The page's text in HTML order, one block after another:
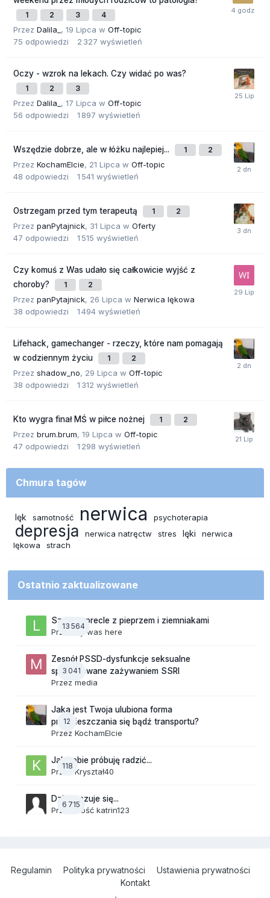
1 2 3 4
Przez Dalila_ , 19 Lipca w Off-topic
75 odpowiedzi 2 327 wyświetleń
Oczy - wzrok na lekach. Czy widać po was?
1 2 3
Przez Dalila_ , 17 Lipca w Off-topic
56 odpowiedzi 1 897 wyświetleń
Wszędzie dobrze, ale w łóżku najlepiej... 1 2
Przez KochamElcie, 21 Lipca w Off-topic
48 odpowiedzi 1 541 wyświetleń
Ostrzegam przed tym terapeutą 1 2
Przez panPytajnick, 31 Lipca w Oferty
47 odpowiedzi 1 515 wyświetleń
Czy komuś z Was udało się całkowicie wyjść z
choroby?
1 2
Przez panPytajnick, 26 Lipca w Nerwica lękowa
38 odpowiedzi 1 494 wyświetleń
Lifehack, gamechanger - rzeczy, które nam pomagają
w codziennym życiu
1 2
Przez shadow_no, 29 Lipca w Off-topic
38 odpowiedzi 1 312 wyświetleń
Kto wygra finał MŚ w piłce nożnej 1 2
Przez brum.brum, 19 Lipca w Off-topic
47 odpowiedzi 1 298 wyświetleń
Chmura tagów
lęk samotność nerwica psychoterapia
depresja nerwica natręctw stres lęki
nerwica
lękowa
strach
Ostatnio zaktualizowane
13 564
Szalone precle z pieprzem i ziemniakami
Przez lily was here
3 041
Zespół PSSD-dysfunkcje seksualne
spowodowane zażywaniem SSRI
Przez media
12
Jaka jest Twoja ulubiona forma
przemieszczania się bądź transportu?
Przez KochamElcie
118
Jak sobie próbuję radzić...
Przez Kryształ40
6 715
Dzisiaj czuje się...
Przez Gość katrin123
Regulamin Polityka prywatności
Ustawienia prywatności
Kontakt